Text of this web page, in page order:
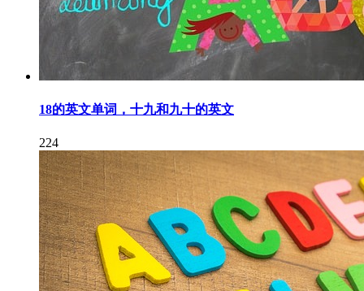
18的英文单词，十九和九十的英文
224